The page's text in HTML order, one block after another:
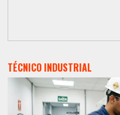
TÉCNICO INDUSTRIAL